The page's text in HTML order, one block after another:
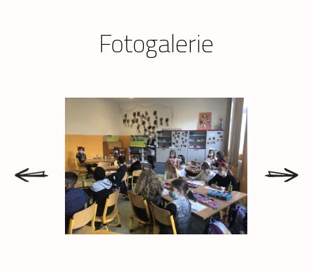
Fotogalerie